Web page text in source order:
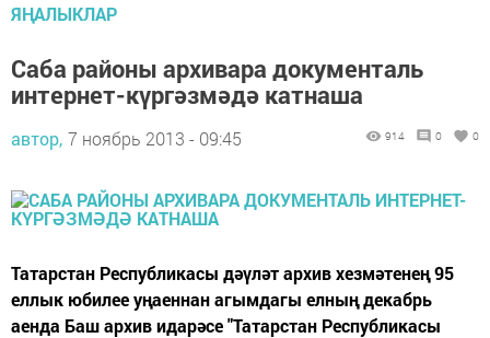
ЯҢАЛЫКЛАР
Саба районы архивара документаль
интернет-күргәзмәдә катнаша
автор, 7 ноябрь 2013 - 09:45 914 0 0
Татарстан Республикасы дәүләт архив хезмәтенең 95
еллык юбилее уңаеннан агымдагы елның декабрь
аенда Баш архив идарәсе "Татарстан Республикасы